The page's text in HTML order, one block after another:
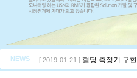
NEWS [ 2019-01-21 ] 혈당 측정기 구현